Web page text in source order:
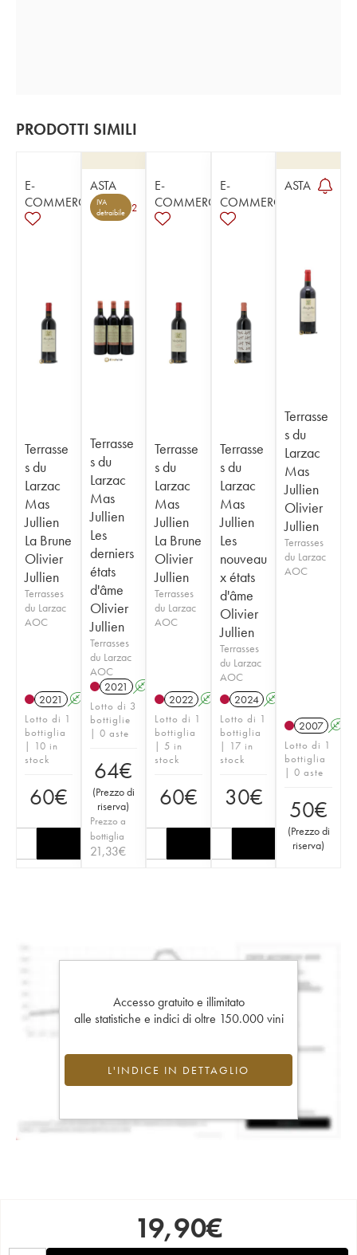
PRODOTTI SIMILI
E-
COMMERCE
Terrasse
s du
Larzac
Mas
Jullien
La Brune
Olivier
Jullien
Terrasses
du Larzac
AOC
2021 A
Lotto di 1
bottiglia
| 10 in
stock
60€
ASTA
IVA
detraibile
2
Terrasse
s du
Larzac
Mas
Jullien
Les
derniers
états
d'âme
Olivier
Jullien
Terrasses
du Larzac
AOC
2021 A
Lotto di 3
bottiglie
| 0 aste
64€
(Prezzo di
riserva)
Prezzo a
bottiglia
21,33€
E-
COMMERCE
Terrasse
s du
Larzac
Mas
Jullien
La Brune
Olivier
Jullien
Terrasses
du Larzac
AOC
2022 A
Lotto di 1
bottiglia
| 5 in
stock
60€
E-
COMMERCE
Terrasse
s du
Larzac
Mas
Jullien
Les
nouveau
x états
d'âme
Olivier
Jullien
Terrasses
du Larzac
AOC
2024 A
Lotto di 1
bottiglia
| 17 in
stock
30€
ASTA
Terrasse
s du
Larzac
Mas
Jullien
Olivier
Jullien
Terrasses
du Larzac
AOC
2007 A
Lotto di 1
bottiglia
| 0 aste
50€
(Prezzo di
riserva)
Accesso gratuito e illimitato
alle statistiche e indici di oltre 150.000 vini
L'INDICE IN DETTAGLIO
19,90€